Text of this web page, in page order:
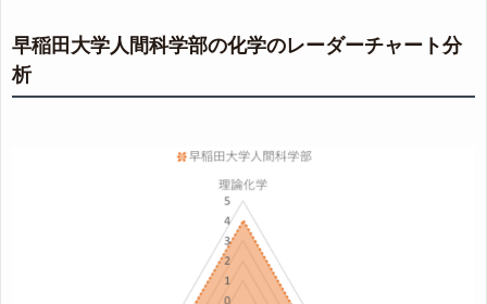
早稲田大学人間科学部の化学のレーダーチャート分
析